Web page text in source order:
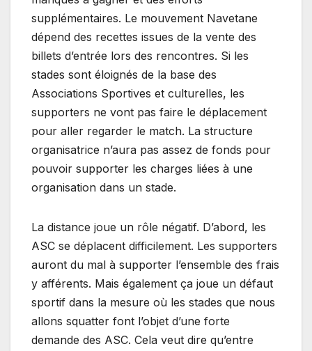
supplémentaires. Le mouvement Navetane
dépend des recettes issues de la vente des
billets d’entrée lors des rencontres. Si les
stades sont éloignés de la base des
Associations Sportives et culturelles, les
supporters ne vont pas faire le déplacement
pour aller regarder le match. La structure
organisatrice n’aura pas assez de fonds pour
pouvoir supporter les charges liées à une
organisation dans un stade.
La distance joue un rôle négatif. D’abord, les
ASC se déplacent difficilement. Les supporters
auront du mal à supporter l’ensemble des frais
y afférents. Mais également ça joue un défaut
sportif dans la mesure où les stades que nous
allons squatter font l’objet d’une forte
demande des ASC. Cela veut dire qu’entre